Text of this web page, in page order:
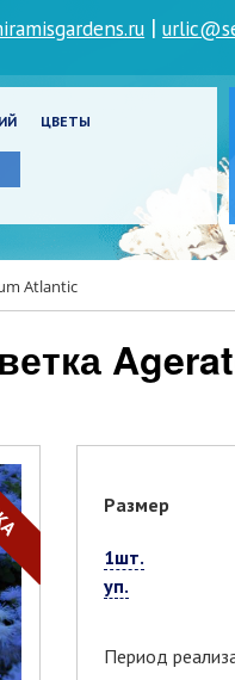
|
ЦВЕТЫ
Atlantic
Размер
1шт.
уп.
Период